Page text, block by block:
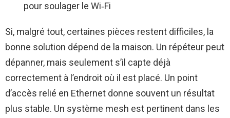
pour soulager le Wi‑Fi
Si, malgré tout, certaines pièces restent difficiles, la
bonne solution dépend de la maison. Un répéteur peut
dépanner, mais seulement s’il capte déjà
correctement à l’endroit où il est placé. Un point
d’accès relié en Ethernet donne souvent un résultat
plus stable. Un système mesh est pertinent dans les